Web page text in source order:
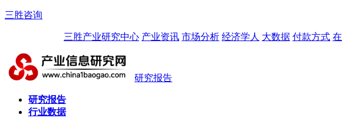
三胜咨询
三胜产业研究中心 产业资讯 市场分析 经济学人 大数据 付款方式
研究报告
研究报告
行业数据